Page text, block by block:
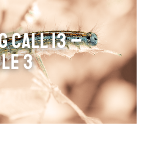
CALL 13 –
3